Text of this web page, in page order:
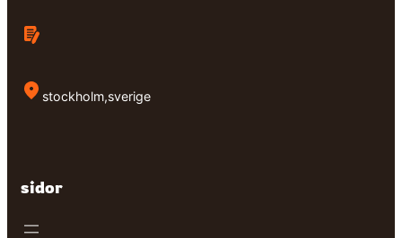
stockholm,sverige
sidor